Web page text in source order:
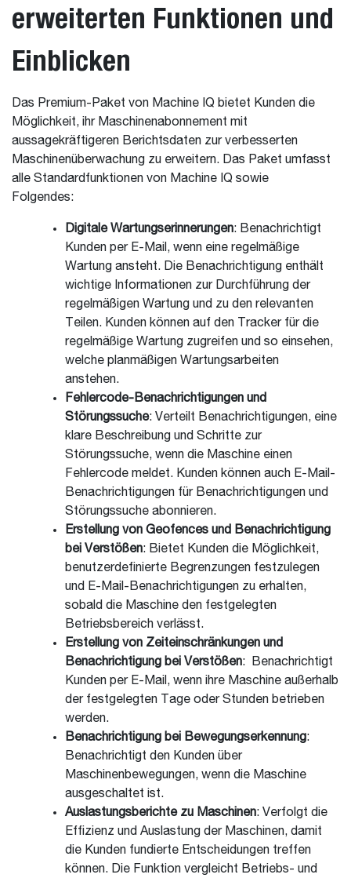
erweiterten Funktionen und
Einblicken
Das Premium-Paket von Machine IQ bietet Kunden die
Möglichkeit, ihr Maschinenabonnement mit
aussagekräftigeren Berichtsdaten zur verbesserten
Maschinenüberwachung zu erweitern. Das Paket umfasst
alle Standardfunktionen von Machine IQ sowie
Folgendes:
Digitale Wartungserinnerungen: Benachrichtigt
Kunden per E-Mail, wenn eine regelmäßige
Wartung ansteht. Die Benachrichtigung enthält
wichtige Informationen zur Durchführung der
regelmäßigen Wartung und zu den relevanten
Teilen. Kunden können auf den Tracker für die
regelmäßige Wartung zugreifen und so einsehen,
welche planmäßigen Wartungsarbeiten
anstehen.
Fehlercode-Benachrichtigungen und
Störungssuche: Verteilt Benachrichtigungen, eine
klare Beschreibung und Schritte zur
Störungssuche, wenn die Maschine einen
Fehlercode meldet. Kunden können auch E-Mail-
Benachrichtigungen für Benachrichtigungen und
Störungssuche abonnieren.
Erstellung von Geofences und Benachrichtigung
bei Verstößen: Bietet Kunden die Möglichkeit,
benutzerdefinierte Begrenzungen festzulegen
und E-Mail-Benachrichtigungen zu erhalten,
sobald die Maschine den festgelegten
Betriebsbereich verlässt.
Erstellung von Zeiteinschränkungen und
Benachrichtigung bei Verstößen: Benachrichtigt
Kunden per E-Mail, wenn ihre Maschine außerhalb
der festgelegten Tage oder Stunden betrieben
werden.
Benachrichtigung bei Bewegungserkennung:
Benachrichtigt den Kunden über
Maschinenbewegungen, wenn die Maschine
ausgeschaltet ist.
Auslastungsberichte zu Maschinen: Verfolgt die
Effizienz und Auslastung der Maschinen, damit
die Kunden fundierte Entscheidungen treffen
können. Die Funktion vergleicht Betriebs- und